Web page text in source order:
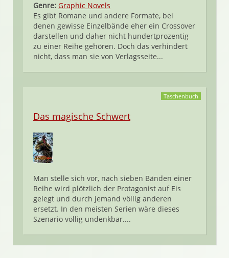
Genre: Graphic Novels
Es gibt Romane und andere Formate, bei
denen gewisse Einzelbände eher ein Crossover
darstellen und daher nicht hundertprozentig
zu einer Reihe gehören. Doch das verhindert
nicht, dass man sie von Verlagsseite...
Taschenbuch
Das magische Schwert
Man stelle sich vor, nach sieben Bänden einer
Reihe wird plötzlich der Protagonist auf Eis
gelegt und durch jemand völlig anderen
ersetzt. In den meisten Serien wäre dieses
Szenario völlig undenkbar....